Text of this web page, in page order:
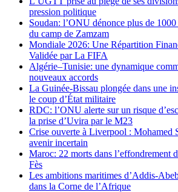
pression politique
Soudan: l’ONU dénonce plus de 1000
du camp de Zamzam
Mondiale 2026: Une Répartition
Validée par La FIFA
Algérie–Tunisie: une dynamique
nouveaux accords
La Guinée-Bissau plongée dans une
le coup d’État militaire
RDC: l’ONU alerte sur un risque
la prise d’Uvira par le M23
Crise ouverte à Liverpool : Mohamed
avenir incertain
Maroc: 22 morts dans l’effondrement
Fès
Les ambitions maritimes d’Addis-
dans la Corne de l’Afrique